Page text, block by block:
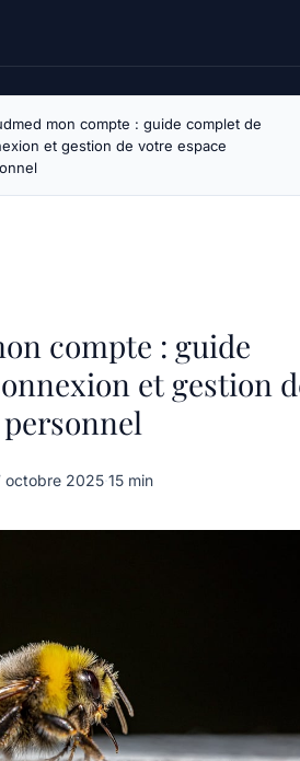
mon compte : guide complet de
et gestion de votre espace
compte : guide
et gestion
octobre 2025·15 min